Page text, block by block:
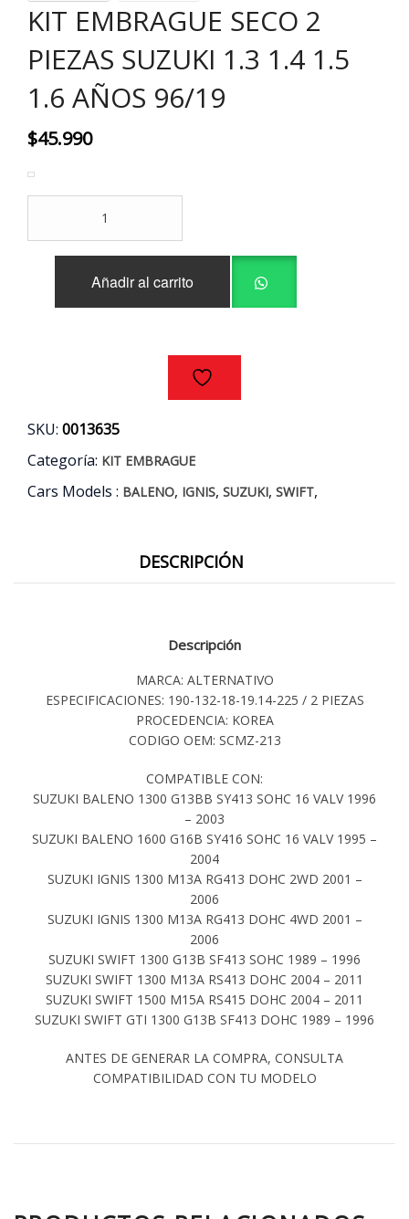
KIT EMBRAGUE SECO 2
PIEZAS SUZUKI 1.3 1.4 1.5
1.6 AÑOS 96/19
$45.990
SECO
cantidad
Añadir al carrito
SKU: 0013635
Categoría: KIT EMBRAGUE
Cars Models : BALENO, IGNIS, SUZUKI, SWIFT,
DESCRIPCIÓN
Descripción
MARCA: ALTERNATIVO
ESPECIFICACIONES: 190-132-18-19.14-225 / 2 PIEZAS
PROCEDENCIA: KOREA
CODIGO OEM: SCMZ-213
COMPATIBLE CON:
SUZUKI BALENO 1300 G13BB SY413 SOHC 16 VALV 1996
– 2003
SUZUKI BALENO 1600 G16B SY416 SOHC 16 VALV 1995 –
2004
SUZUKI IGNIS 1300 M13A RG413 DOHC 2WD 2001 –
2006
SUZUKI IGNIS 1300 M13A RG413 DOHC 4WD 2001 –
2006
SUZUKI SWIFT 1300 G13B SF413 SOHC 1989 – 1996
SUZUKI SWIFT 1300 M13A RS413 DOHC 2004 – 2011
SUZUKI SWIFT 1500 M15A RS415 DOHC 2004 – 2011
SUZUKI SWIFT GTI 1300 G13B SF413 DOHC 1989 – 1996
ANTES DE GENERAR LA COMPRA, CONSULTA
COMPATIBILIDAD CON TU MODELO